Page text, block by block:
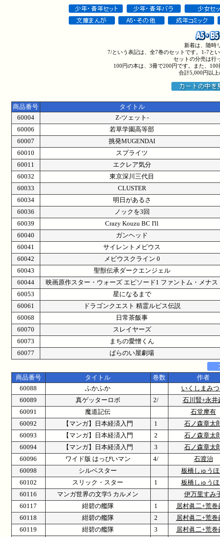
新着は、随時
7/という表記は、全7巻のセットです。1-7と
セットの分売は行
100円の本は、3冊で200円です。また、
合計5,000円以
商品番号
タイトル
60004
Z-ツェット-
60006
若草学園高等部
60007
挑発MUGENDAI
60010
スプライツ
60011
エクレア気分
60032
東京深川三代目
60033
CLUSTER
60034
明日があるさ
60036
ノックを3回
60039
Crazy Kouzu BC I'll
60040
ガンヘッド
60041
サイレントメビウス
60042
メビウスクライン 0
60043
聖獣伝承ダークエンジェル
60044
映画原作スター・ウォーズ エピソード1 ファントム・メナス
60053
星になるまで
60061
ドラゴンクエスト 精霊ルビス伝説
60068
日常茶飯事
60070
スレイヤーズ
60073
まちの愛憎くん
60077
ぱらのい屋劇場
商品番号 タイトル 巻数
作者
60088
ふかふか
いくしまみ
60089
真ゲッターロボ 2/
石川賢+永井
60091
魔道記伝
石堂摩有
60092
【マンガ】日本経済入門 1
石ノ森章太
60093
【マンガ】日本経済入門 2
石ノ森章太
60094
【マンガ】日本経済入門 3
石ノ森章太
60096
ワイド版 はっぴいマン 4/
石渡治
60098
シルベスター
板橋しゅう
60102
スリック・スター 1
板橋しゅう
60116
マンガ世界の文学5 カルメン
伊万里すみ
60117
紺碧の艦隊 1
居村眞二+荒巻
60118
紺碧の艦隊 2
居村眞二+荒巻
60119
紺碧の艦隊 3
居村眞二+荒巻